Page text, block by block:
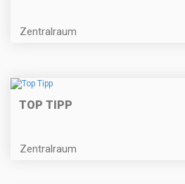
Zentralraum
TOP TIPP
Zentralraum